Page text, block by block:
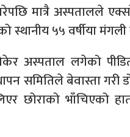
मात्रै अस्पतालले
५५ वर्षीया
अस्पताल लगेको
समितिले बेवास्ता गरी
छोराको भाँचिएको